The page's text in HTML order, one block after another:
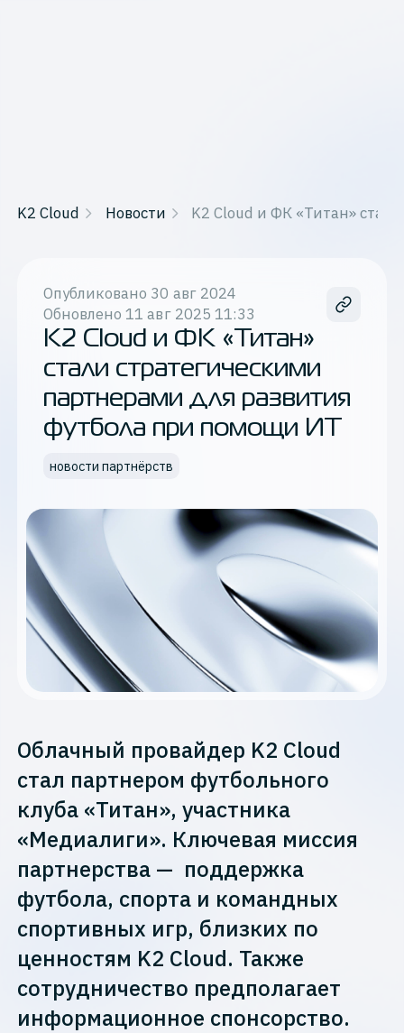
K2 Cloud Новости K2 Cloud и ФК «Титан»
Опубликовано 30 авг 2024
Обновлено 11 авг 2025 11:33
K2 Cloud и ФК «Титан»
стали стратегическими
партнерами для развития
футбола при помощи ИТ
новости партнёрств
Облачный провайдер K2 Cloud
стал партнером футбольного
клуба «Титан», участника
«Медиалиги». Ключевая миссия
партнерства — поддержка
футбола, спорта и командных
спортивных игр, близких по
ценностям K2 Cloud. Также
сотрудничество предполагает
информационное спонсорство.